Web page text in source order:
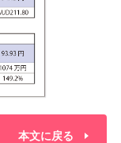
本文に戻る